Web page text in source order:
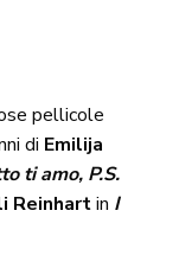
pellicole
di Emilija
ti amo, P.S.
Reinhartin I